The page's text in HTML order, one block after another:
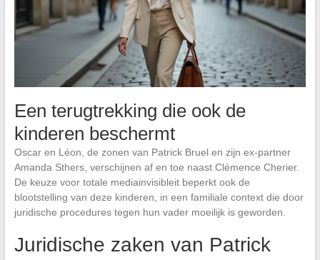
Een terugtrekking die ook de
kinderen beschermt
Oscar en Léon, de zonen van Patrick Bruel en zijn ex-partner
Amanda Sthers, verschijnen af en toe naast Clémence Cherier.
De keuze voor totale mediainvisibleit beperkt ook de
blootstelling van deze kinderen, in een familiale context die door
juridische procedures tegen hun vader moeilijk is geworden.
Juridische zaken van Patrick